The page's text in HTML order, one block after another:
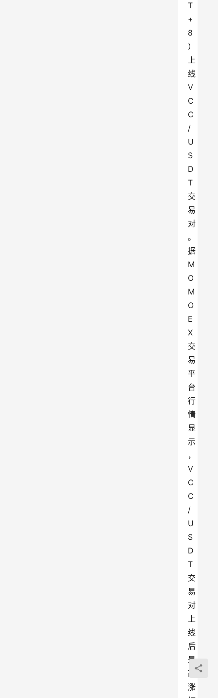
T
+
8
）
上
线
V
C
C
/
U
S
D
T
交
易
对
。
据
M
O
M
O
E
X
交
易
平
台
行
情
显
示
，
V
C
C
/
U
S
D
T
交
易
对
上
线
后
最
高
涨